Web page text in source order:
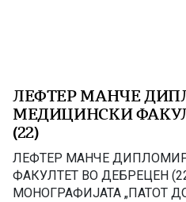
ЛЕФТЕР МАНЧЕ
МЕДИЦИНСКИ
(22)
ЛЕФТЕР МАНЧЕ
ФАКУЛТЕТ ВО ДЕБРЕЦЕН
МОНОГРАФИЈАТА „ПАТОТ